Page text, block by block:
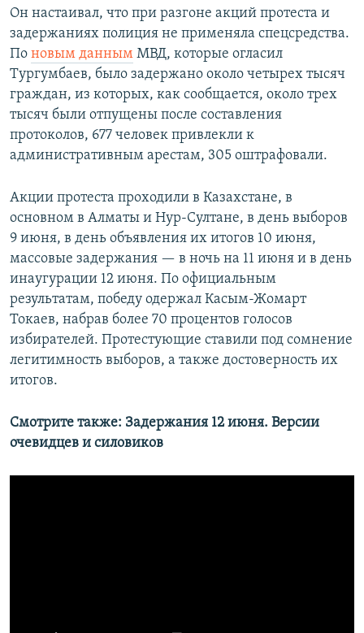
Он настаивал, что при разгоне акций протеста и
задержаниях полиция не применяла спецсредства.
По новым данным МВД, которые огласил
Тургумбаев, было задержано около четырех тысяч
граждан, из которых, как сообщается, около трех
тысяч были отпущены после составления
протоколов, 677 человек привлекли к
административным арестам, 305 оштрафовали.
Акции протеста проходили в Казахстане, в
основном в Алматы и Нур-Султане, в день выборов
9 июня, в день объявления их итогов 10 июня,
массовые задержания — в ночь на 11 июня и в день
инаугурации 12 июня. По официальным
результатам, победу одержал Касым-Жомарт
Токаев, набрав более 70 процентов голосов
избирателей. Протестующие ставили под сомнение
легитимность выборов, а также достоверность их
итогов.
Смотрите также: Задержания 12 июня. Версии
очевидцев и силовиков